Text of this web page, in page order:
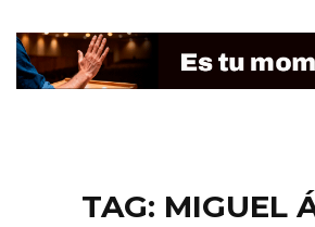
TAG: MIGUEL